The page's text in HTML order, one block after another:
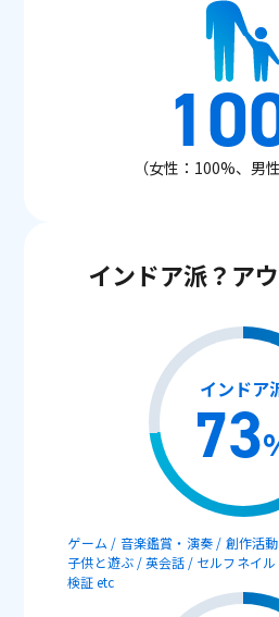
（女性：100%、男
インドア派？ア
インドア
73
ゲーム / 音楽鑑賞・演奏 / 創作活
子供と遊ぶ / 英会話 / セルフネイ
検証 etc